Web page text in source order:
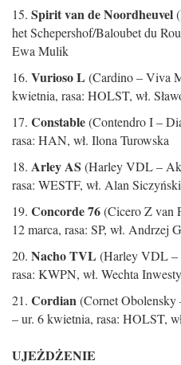
15. Spirit van de Noordheuvel
het Schepershof/Baloubet du
Ewa Mulik
16. Vurioso L (Cardino – Viva
kwietnia, rasa: HOLST, wł.
17. Constable(Contendro I –
rasa: HAN, wł. Ilona Turowska
18. Arley AS (Harley VDL –
rasa: WESTF, wł. Alan Siczyński
19. Concorde 76(Cicero Z van
12 marca, rasa: SP, wł. Andrzej
20. Nacho TVL (Harley VDL –
rasa: KWPN, wł. Wechta
21. Cordian (Cornet Obolensky
– ur. 6 kwietnia, rasa: HOLST,
UJEŻDŻENIE